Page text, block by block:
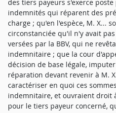
des tiers payeurs s'exerce
indemnités qui réparent des
charge ; qu'en l'espèce, M. X...
circonstanciée qu'il n'y avait
versées par la BBV, qui ne
indemnitaire ; que la cour
décision de base légale,
réparation devant revenir à M.
caractériser en quoi ces
indemnitaire, et ouvraient droit
pour le tiers payeur concerné,